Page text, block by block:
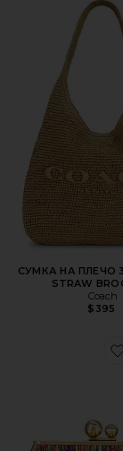
СУМКА НА ПЛЕЧО
STRAW
Coach
$395